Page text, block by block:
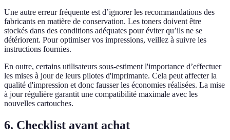
Une autre erreur fréquente est d’ignorer les recommandations des
fabricants en matière de conservation. Les toners doivent être
stockés dans des conditions adéquates pour éviter qu’ils ne se
détériorent. Pour optimiser vos impressions, veillez à suivre les
instructions fournies.
En outre, certains utilisateurs sous-estiment l'importance d’effectuer
les mises à jour de leurs pilotes d'imprimante. Cela peut affecter la
qualité d'impression et donc fausser les économies réalisées. La mise
à jour régulière garantit une compatibilité maximale avec les
nouvelles cartouches.
6. Checklist avant achat